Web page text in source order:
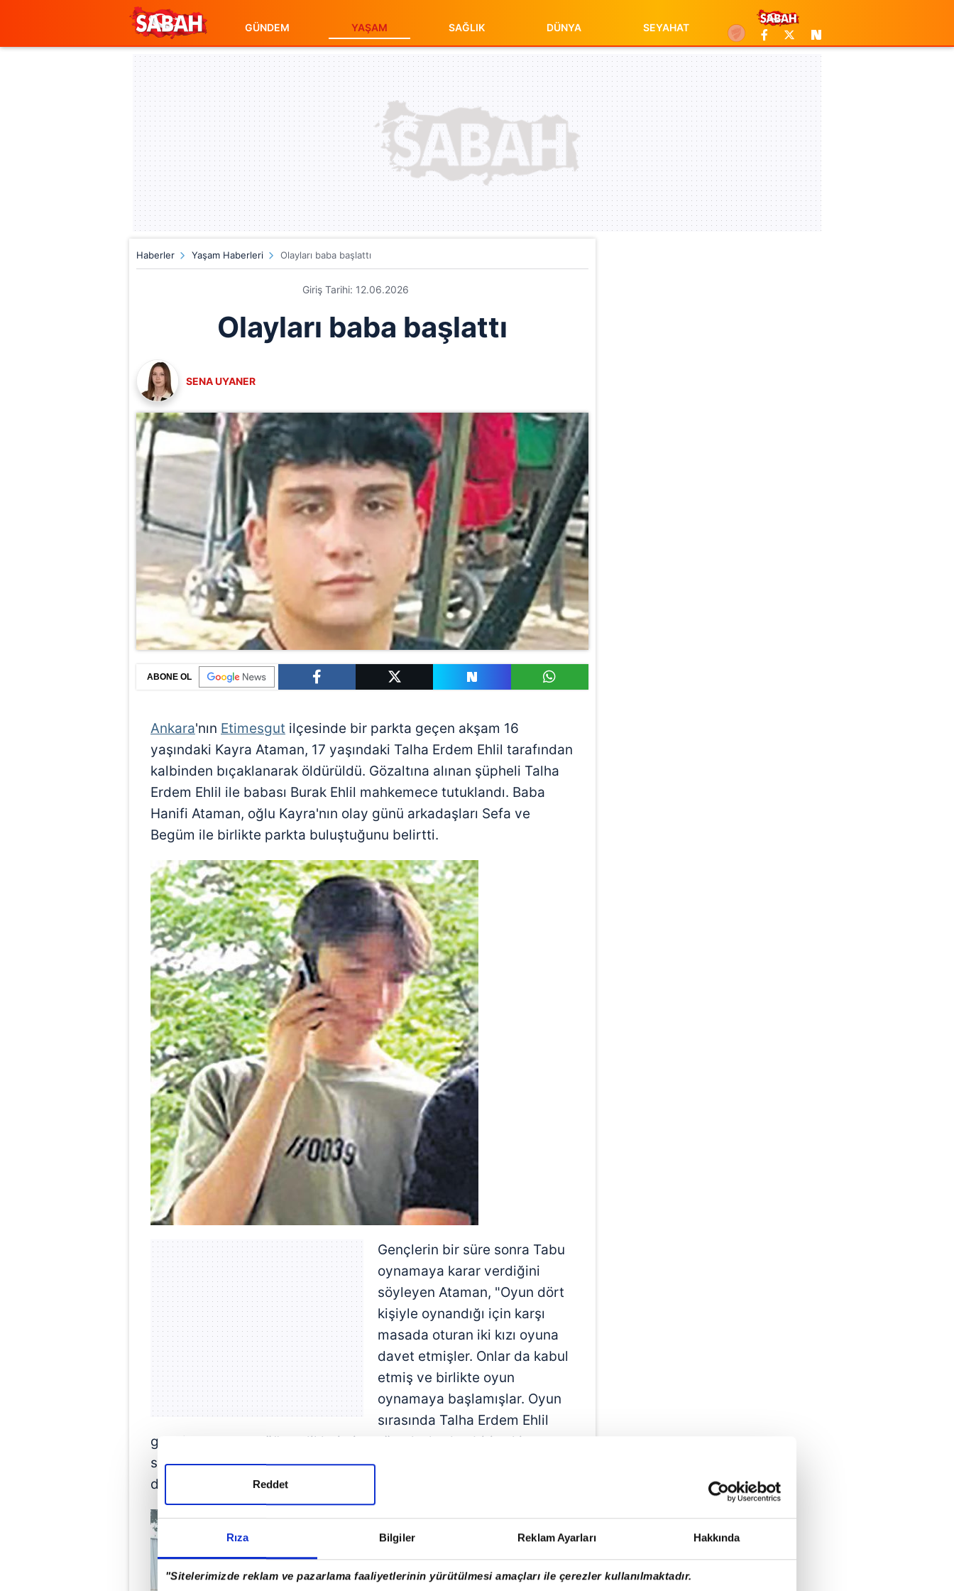
Rıza Bilgiler Reklam Ayarları Hakkında
"Sitelerimizde reklam ve pazarlama faaliyetlerinin yürütülmesi amaçları ile çerezler kullanılmaktadır.
Reddet
GÜNDEM YAŞAM SAĞLIK DÜNYA SEYAHAT
Haberler Yaşam Haberleri Olayları baba başlattı
Giriş Tarihi: 12.06.2026
Olayları baba başlattı
SENA UYANER
ABONE OL
Ankara'nın Etimesgut ilçesinde bir parkta geçen akşam 16
yaşındaki Kayra Ataman, 17 yaşındaki Talha Erdem Ehlil tarafından
kalbinden bıçaklanarak öldürüldü. Gözaltına alınan şüpheli Talha
Erdem Ehlil ile babası Burak Ehlil mahkemece tutuklandı. Baba
Hanifi Ataman, oğlu Kayra'nın olay günü arkadaşları Sefa ve
Begüm ile birlikte parkta buluştuğunu belirtti.
Gençlerin bir süre sonra Tabu
oynamaya karar verdiğini
söyleyen Ataman, "Oyun dört
kişiyle oynandığı için karşı
masada oturan iki kızı oyuna
davet etmişler. Onlar da kabul
etmiş ve birlikte oyun
oynamaya başlamışlar. Oyun
sırasında Talha Erdem Ehlil
gelmiş. Sonradan öğrendiklerimize göre, kızlardan biri eski
sevgilisiymiş. Kayra ve Sefa ne Talha'yı ne de kızları tanıyordu"
dedi.